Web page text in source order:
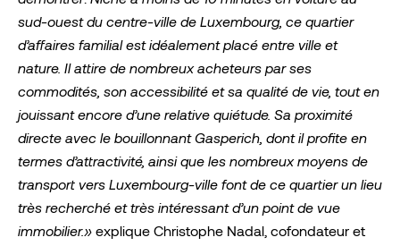
sud-ouest du centre-ville de Luxembourg, ce quartier
d’affaires familial est idéalement placé entre ville et
nature. Il attire de nombreux acheteurs par ses
commodités, son accessibilité et sa qualité de vie, tout en
jouissant encore d’une relative quiétude. Sa proximité
directe avec le bouillonnant Gasperich, dont il profite en
termes d’attractivité, ainsi que les nombreux moyens de
transport vers Luxembourg-ville font de ce quartier un lieu
très recherché et très intéressant d’un point de vue
immobilier.» explique Christophe Nadal, cofondateur et